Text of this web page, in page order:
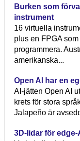
Burken som
instrument
16 virtuella
plus en FPGA
programmera.
amerikanska...
Open AI har en
AI-jätten Open AI
krets för stora
Jalapeño är
3D-lidar för edge-